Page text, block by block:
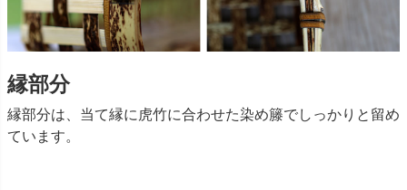
縁部分
縁部分は、当て縁に虎竹に合わせた染め籐でしっかりと留め
ています。